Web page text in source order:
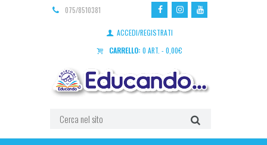
075/8510381
ACCEDI/REGISTRATI
CARRELLO: 0 ART. - 0,00€